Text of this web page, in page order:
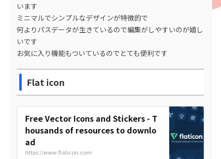
います
ミニマルでシンプルなデザインが特徴的で
何よりパスデータが生きているので編集がしやすいのが嬉し
いです
お気に入り機能もついているのでとても便利です
Flat icon
Free Vector Icons and Stickers - T
housands of resources to downlo
ad
https://www.flaticon.com